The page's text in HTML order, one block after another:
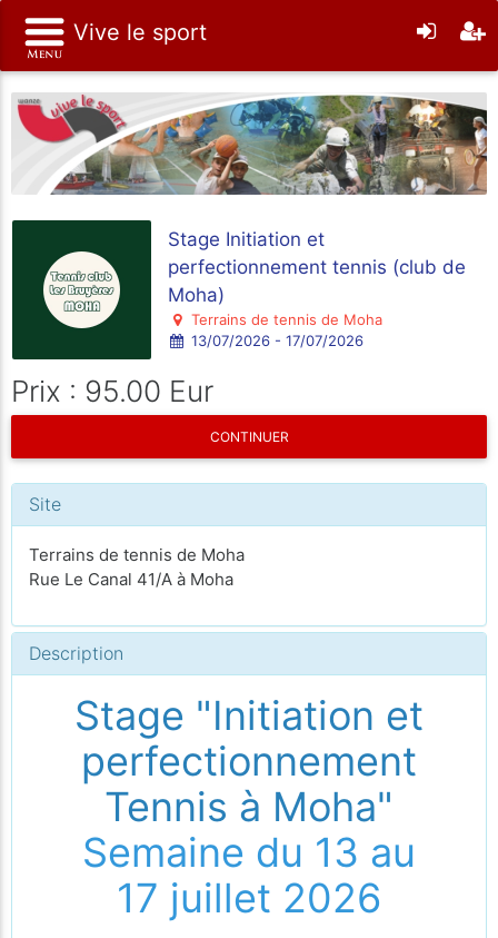
Vive le sport
Stage Initiation et
perfectionnement tennis (club de
Moha)
Terrains de tennis de Moha
13/07/2026 - 17/07/2026
Prix : 95.00 Eur
CONTINUER
Site
Terrains de tennis de Moha
Rue Le Canal 41/A à Moha
Description
Stage "Initiation et
perfectionnement
Tennis à Moha"
Semaine du 13 au
17 juillet 2026